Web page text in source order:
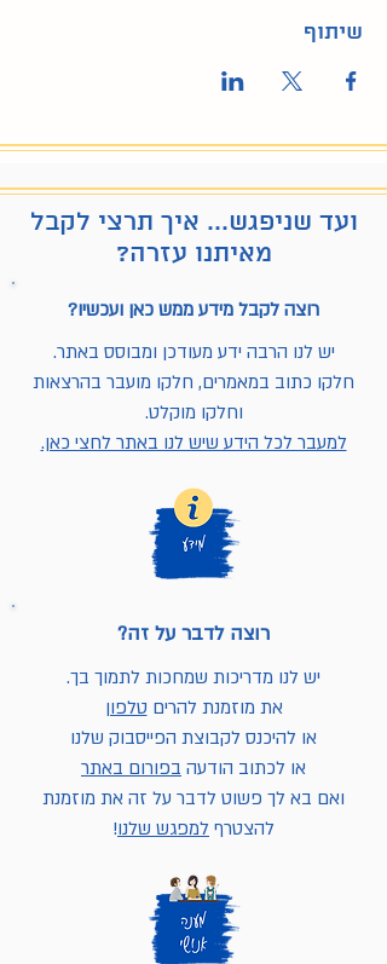
שיתוף
ועד שניפגש... איך תרצי לקבל
מאיתנו עזרה?
רוצה לקבל מידע ממש כאן ועכשיו?
יש לנו הרבה ידע מעודכן ומבוסס באתר.
חלקו כתוב במאמרים, חלקו מועבר בהרצאות
וחלקו מוקלט.
למעבר לכל הידע שיש לנו באתר לחצי כאן.
רוצה לדבר על זה?
יש לנו מדריכות שמחכות לתמוך בך.
את מוזמנת להרים טלפון
או להיכנס לקבוצת הפייסבוק שלנו
או לכתוב הודעה בפורום באתר
ואם בא לך פשוט לדבר על זה את מוזמנת
להצטרף למפגש שלנו!